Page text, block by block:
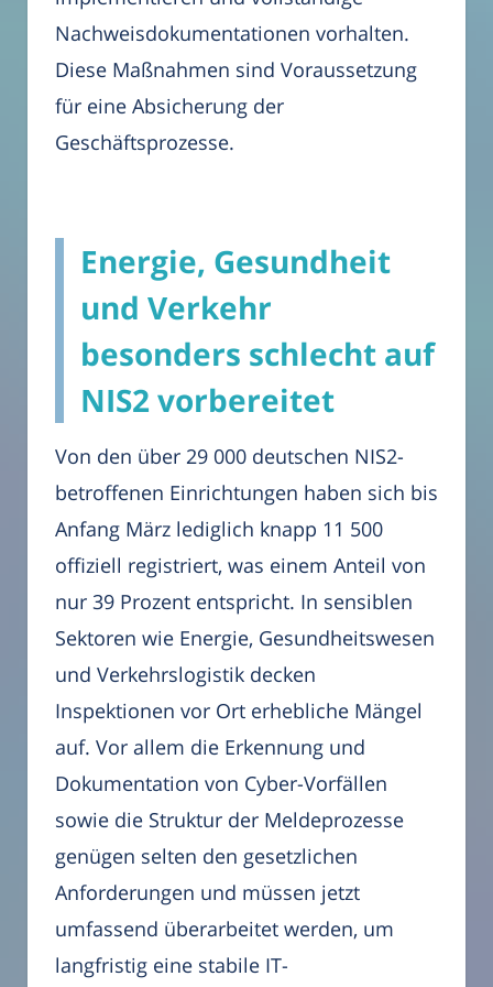
Nachweisdokumentationen vorhalten.
Diese Maßnahmen sind Voraussetzung
für eine Absicherung der
Geschäftsprozesse.
Energie, Gesundheit
und Verkehr
besonders schlecht auf
NIS2 vorbereitet
Von den über 29 000 deutschen NIS2-
betroffenen Einrichtungen haben sich bis
Anfang März lediglich knapp 11 500
offiziell registriert, was einem Anteil von
nur 39 Prozent entspricht. In sensiblen
Sektoren wie Energie, Gesundheitswesen
und Verkehrslogistik decken
Inspektionen vor Ort erhebliche Mängel
auf. Vor allem die Erkennung und
Dokumentation von Cyber-Vorfällen
sowie die Struktur der Meldeprozesse
genügen selten den gesetzlichen
Anforderungen und müssen jetzt
umfassend überarbeitet werden, um
langfristig eine stabile IT-